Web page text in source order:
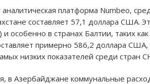
платформа Numbeo,
составляет 57,1 доллара
особенно в странах Балтии, таких
примерно 586,2 доллара
низких показателей среди стран
в Азербайджане коммунальные